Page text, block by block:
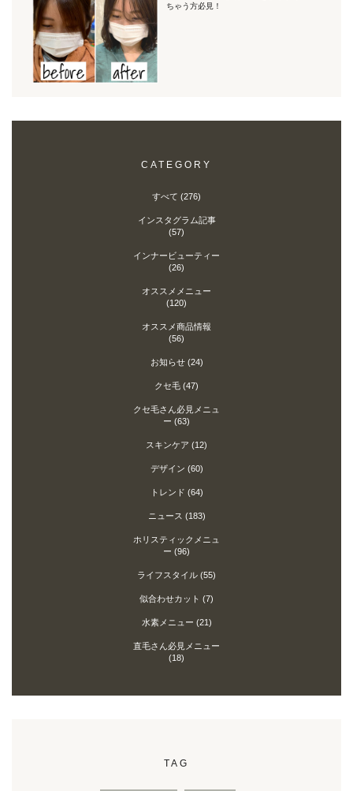
ちゃう方必見！
CATEGORY
すべて (276)
インスタグラム記事
(57)
インナービューティー
(26)
オススメメニュー
(120)
オススメ商品情報
(56)
お知らせ(24)
クセ毛 (47)
クセ毛さん必見メニュ
ー (63)
スキンケア (12)
デザイン (60)
トレンド (64)
ニュース (183)
ホリスティックメニュ
ー (96)
ライフスタイル (55)
似合わせカット (7)
水素メニュー (21)
直毛さん必見メニュー
(18)
TAG